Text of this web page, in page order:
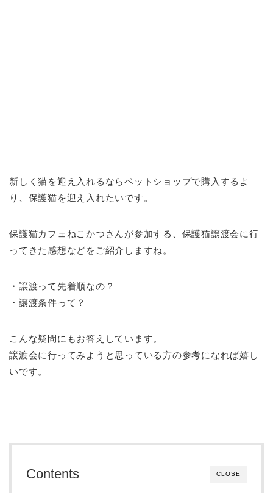
新しく猫を迎え入れるならペットショップで購入するよ
り、保護猫を迎え入れたいです。
保護猫カフェねこかつさんが参加する、保護猫譲渡会に行
ってきた感想などをご紹介しますね。
・譲渡って先着順なの？
・譲渡条件って？
こんな疑問にもお答えしています。
譲渡会に行ってみようと思っている方の参考になれば嬉し
いです。
CLOSE
Contents